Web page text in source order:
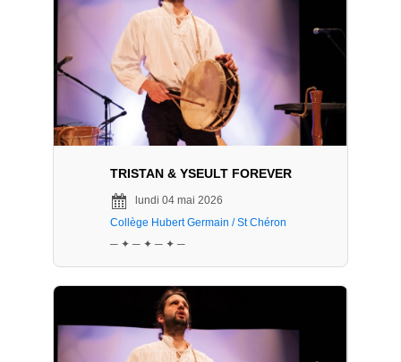
TRISTAN & YSEULT FOREVER
lundi 04 mai 2026
Collège Hubert Germain / St Chéron
─ ✦ ─ ✦ ─ ✦ ─